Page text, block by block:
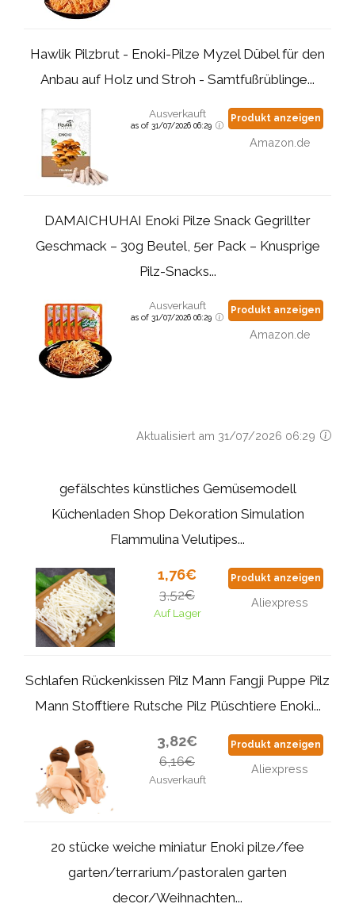
Hawlik Pilzbrut - Enoki-Pilze Myzel Dübel für den
Anbau auf Holz und Stroh - Samtfußrüblinge...
Ausverkauft
as of 31/07/2026 06:29
Produkt anzeigen
Amazon.de
DAMAICHUHAI Enoki Pilze Snack Gegrillter
Geschmack – 30g Beutel, 5er Pack – Knusprige
Pilz-Snacks...
Ausverkauft
as of 31/07/2026 06:29
Produkt anzeigen
Amazon.de
Aktualisiert am 31/07/2026 06:29
gefälschtes künstliches Gemüsemodell
Küchenladen Shop Dekoration Simulation
Flammulina Velutipes...
1,76€
3,52€
Auf Lager
Produkt anzeigen
Aliexpress
Schlafen Rückenkissen Pilz Mann Fangji Puppe Pilz
Mann Stofftiere Rutsche Pilz Plüschtiere Enoki...
3,82€
6,16€
Ausverkauft
Produkt anzeigen
Aliexpress
20 stücke weiche miniatur Enoki pilze/fee
garten/terrarium/pastoralen garten
decor/Weihnachten...